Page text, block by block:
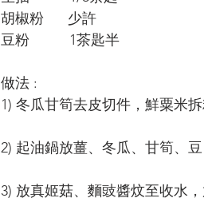
胡椒粉      少許
豆粉          1茶匙半
做法 :
1) 冬瓜甘筍去皮切件，鮮粟米
2) 起油鍋放薑、冬瓜、甘筍、
3) 放真姬菇、麵豉醬炆至收水